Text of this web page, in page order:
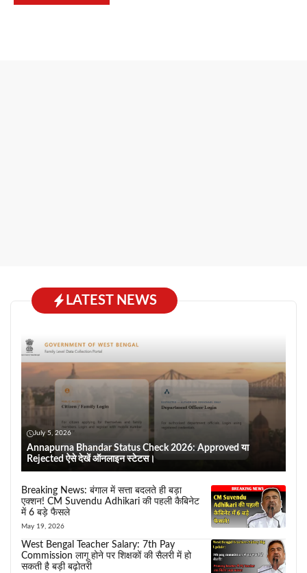
LATEST NEWS
July 5, 2026
Annapurna Bhandar Status Check 2026: Approved या
Rejected ऐसे देखें ऑनलाइन स्टेटस।
Breaking News: बंगाल में सत्ता बदलते ही बड़ा
एक्शन! CM Suvendu Adhikari की पहली कैबिनेट
में 6 बड़े फैसले
May 19, 2026
West Bengal Teacher Salary: 7th Pay
Commission लागू होने पर शिक्षकों की सैलरी में हो
सकती है बड़ी बढ़ोतरी